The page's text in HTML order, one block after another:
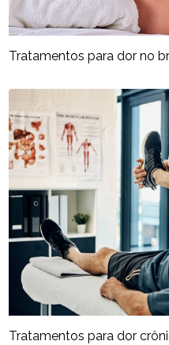
Tratamentos para dor no
Tratamentos para dor